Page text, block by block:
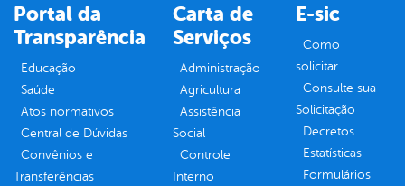
Portal da
Transparência
Educação
Saúde
Atos normativos
Central de Dúvidas
Convênios e
Transferências
Carta de
Serviços
Administração
Agricultura
Assistência
Social
Controle
Interno
E-sic
Como
solicitar
Consulte sua
Solicitação
Decretos
Estatísticas
Formulários